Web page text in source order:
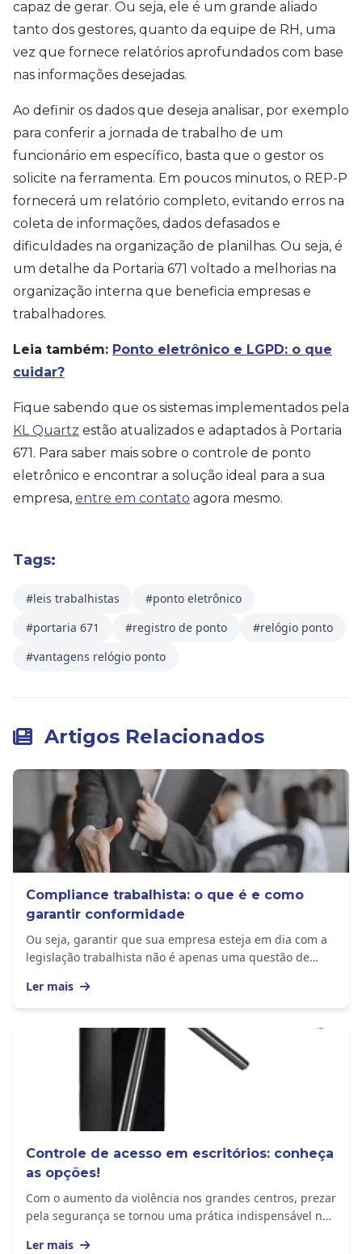
capaz de gerar. Ou seja, ele é um grande aliado
tanto dos gestores, quanto da equipe de RH, uma
vez que fornece relatórios aprofundados com base
nas informações desejadas.
Ao definir os dados que deseja analisar, por exemplo
para conferir a jornada de trabalho de um
funcionário em específico, basta que o gestor os
solicite na ferramenta. Em poucos minutos, o REP-P
fornecerá um relatório completo, evitando erros na
coleta de informações, dados defasados e
dificuldades na organização de planilhas. Ou seja, é
um detalhe da Portaria 671 voltado a melhorias na
organização interna que beneficia empresas e
trabalhadores.
Leia também: Ponto eletrônico e LGPD: o que
cuidar?
Fique sabendo que os sistemas implementados pela
KL Quartz estão atualizados e adaptados à Portaria
671. Para saber mais sobre o controle de ponto
eletrônico e encontrar a solução ideal para a sua
empresa, entre em contato agora mesmo.
Tags:
#leis trabalhistas
#ponto eletrônico
#portaria 671
#registro de ponto
#relógio ponto
#vantagens relógio ponto
Artigos Relacionados
Compliance trabalhista: o que é e como
garantir conformidade
Ou seja, garantir que sua empresa esteja em dia com a
legislação trabalhista não é apenas uma questão de
Ler mais
Controle de acesso em escritórios: conheça
as opções!
Com o aumento da violência nos grandes centros, prezar
pela segurança se tornou uma prática indispensável no
Ler mais